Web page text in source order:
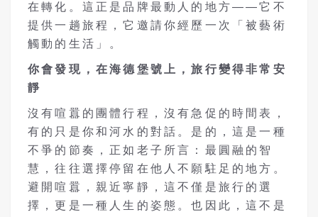
在轉化。這正是品牌最動人的地方——它不
提供一趟旅程，它邀請你經歷一次「被藝術
觸動的生活」。
你會發現，在海德堡號上，旅行變得非常安
靜
沒有喧囂的團體行程，沒有急促的時間表，
有的只是你和河水的對話。是的，這是一種
不爭的節奏，正如老子所言：最圓融的智
慧，往往選擇停留在他人不願駐足的地方。
避開喧囂，親近寧靜，這不僅是旅行的選
擇，更是一種人生的姿態。也因此，這不是